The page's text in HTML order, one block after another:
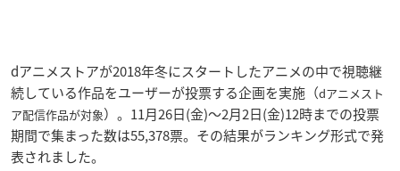
dアニメストアが2018年冬にスタートしたアニメの中で視聴継
続している作品をユーザーが投票する企画を実施（dアニメスト
ア配信作品が対象）。11月26日(金)～2月2日(金)12時までの投票
期間で集まった数は55,378票。その結果がランキング形式で発
表されました。